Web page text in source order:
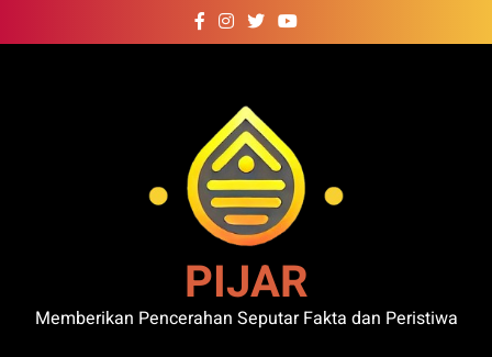
to
PIJAR
Memberikan Pencerahan Seputar Fakta dan Peristiwa